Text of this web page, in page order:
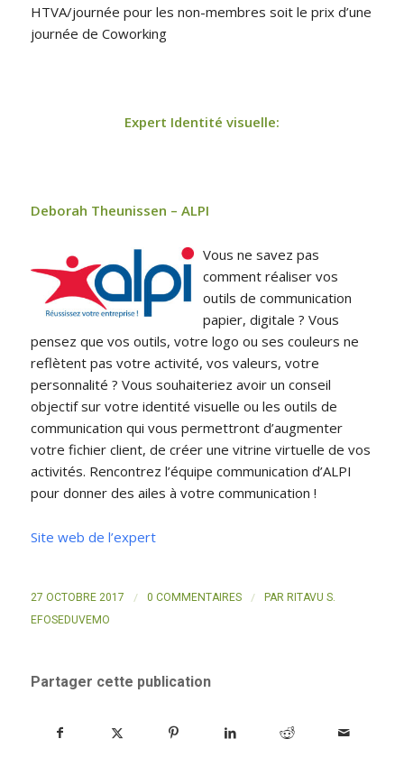
HTVA/journée pour les non-membres soit le prix d’une
journée de Coworking
Expert Identité visuelle:
Deborah Theunissen – ALPI
Vous ne savez pas
comment réaliser vos
outils de communication
papier, digitale ? Vous
pensez que vos outils, votre logo ou ses couleurs ne
reflètent pas votre activité, vos valeurs, votre
personnalité ? Vous souhaiteriez avoir un conseil
objectif sur votre identité visuelle ou les outils de
communication qui vous permettront d’augmenter
votre fichier client, de créer une vitrine virtuelle de vos
activités. Rencontrez l’équipe communication d’ALPI
pour donner des ailes à votre communication !
Site web de l’expert
27 OCTOBRE 2017 / 0 COMMENTAIRES / PAR RITAVU S.
EFOSEDUVEMO
Partager cette publication